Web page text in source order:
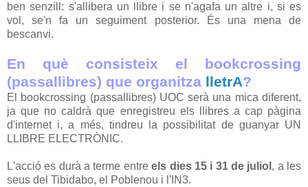
ben senzill: s'allibera un llibre i se n'agafa un altre i, si es
vol, se'n fa un seguiment posterior. És una mena de
bescanvi.
En què consisteix el bookcrossing
(passallibres) que organitza lletrA?
El bookcrossing (passallibres) UOC serà una mica diferent,
ja que no caldrà que enregistreu els llibres a cap pàgina
d'interneti, a més, tindreu la possibilitatde guanyar UN
LLIBRE ELECTRÒNIC.
L'acció es durà a terme entreels dies 15 i 31 de juliol , a les
seus del Tibidabo, el Poblenou i l'IN3.